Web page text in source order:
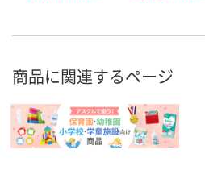
商品に関連するページ